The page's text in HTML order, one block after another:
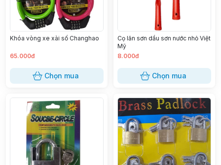
Khóa vòng xe xài số Changhao
65.000đ
Chọn mua
Cọ lăn sơn dầu sơn nước nhỏ Việt
Mỹ
8.000đ
Chọn mua